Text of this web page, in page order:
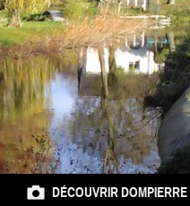
DÉCOUVRIR DOMPIERRE